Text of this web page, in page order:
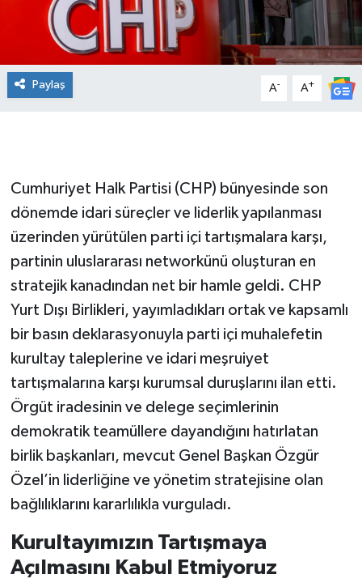
Paylaş A- A+
Cumhuriyet Halk Partisi (CHP) bünyesinde son
dönemde idari süreçler ve liderlik yapılanması
üzerinden yürütülen parti içi tartışmalara karşı,
partinin uluslararası networkünü oluşturan en
stratejik kanadından net bir hamle geldi. CHP
Yurt Dışı Birlikleri, yayımladıkları ortak ve kapsamlı
bir basın deklarasyonuyla parti içi muhalefetin
kurultay taleplerine ve idari meşruiyet
tartışmalarına karşı kurumsal duruşlarını ilan etti.
Örgüt iradesinin ve delege seçimlerinin
demokratik teamüllere dayandığını hatırlatan
birlik başkanları, mevcut Genel Başkan Özgür
Özel’in liderliğine ve yönetim stratejisine olan
bağlılıklarını kararlılıkla vurguladı.
Kurultayımızın Tartışmaya
Açılmasını Kabul Etmiyoruz